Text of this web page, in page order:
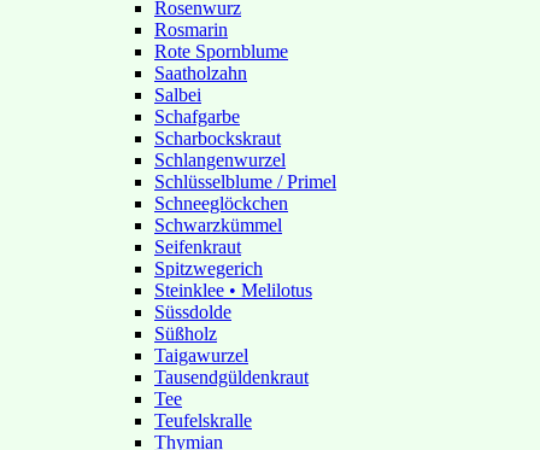
Rosenwurz
Rosmarin
Rote Spornblume
Saatholzahn
Salbei
Schafgarbe
Scharbockskraut
Schlangenwurzel
Schlüsselblume / Primel
Schneeglöckchen
Schwarzkümmel
Seifenkraut
Spitzwegerich
Steinklee • Melilotus
Süssdolde
Süßholz
Taigawurzel
Tausendgüldenkraut
Tee
Teufelskralle
Thymian